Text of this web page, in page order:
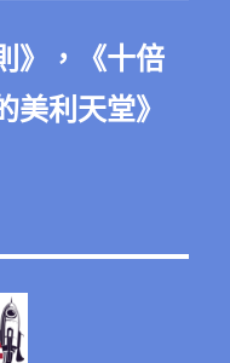
》，《十倍
美利天堂》